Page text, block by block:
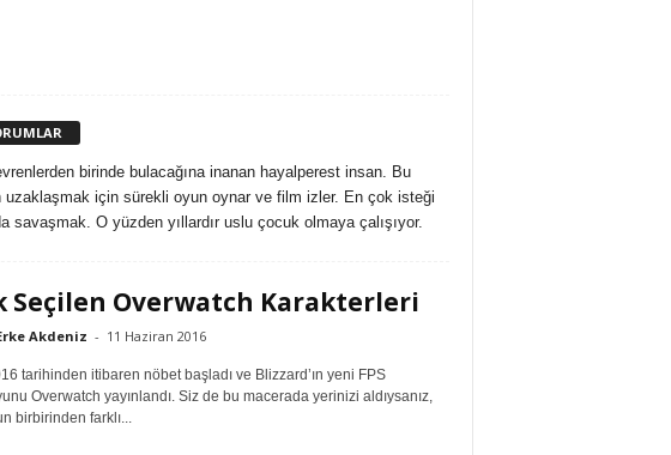
birinde bulacağına inanan hayalperest insan. Bu
uzaklaşmak için sürekli oyun oynar ve film izler. En çok isteği
savaşmak. O yüzden yıllardır uslu çocuk olmaya çalışıyor.
Seçilen Overwatch Karakterleri
Akdeniz - 11 Haziran 2016
tarihinden itibaren nöbet başladı ve Blizzard’ın yeni FPS
Overwatch yayınlandı. Siz de bu macerada yerinizi aldıysanız,
birbirinden farklı...